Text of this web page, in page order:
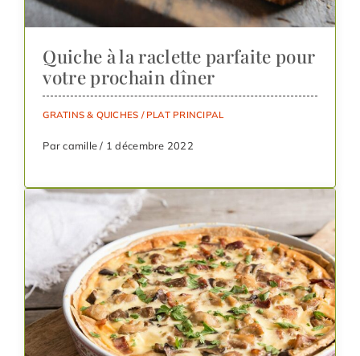
Quiche à la raclette parfaite pour
votre prochain dîner
GRATINS & QUICHES / PLAT PRINCIPAL
Par camille / 1 décembre 2022